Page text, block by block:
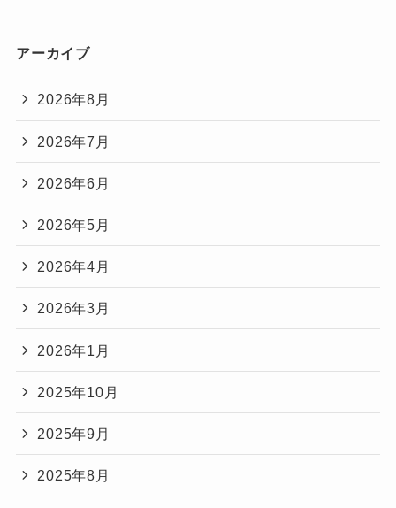
アーカイブ
2026年8月
2026年7月
2026年6月
2026年5月
2026年4月
2026年3月
2026年1月
2025年10月
2025年9月
2025年8月